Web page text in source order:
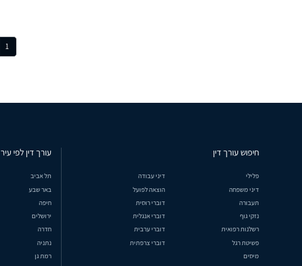
1
חיפוש עורך דין
פלילי
דיני עבודה
דיני משפחה
הוצאה לפועל
תעבורה
דוברי רוסית
נזקי גוף
דוברי אנגלית
רשלנות רפואית
דוברי ערבית
פשיטת רגל
דוברי צרפתית
מיסים
עורך דין לפי עיר
תל אביב
באר שבע
חיפה
ירושלים
חדרה
נתניה
רמת גן